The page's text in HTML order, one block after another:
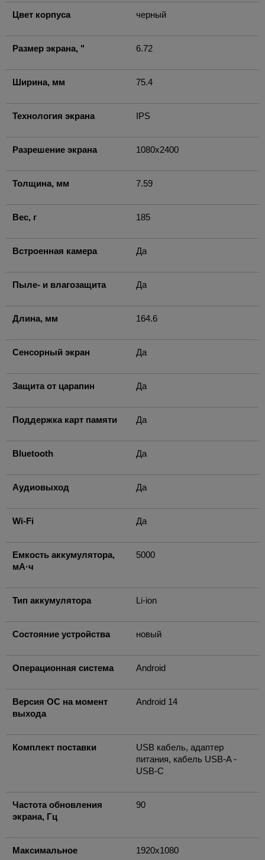
Цвет корпуса черный
Размер экрана, " 6.72
Ширина, мм 75.4
Технология экрана IPS
Разрешение экрана 1080x2400
Толщина, мм 7.59
Вес, г 185
Встроенная камера Да
Пыле- и влагозащита Да
Длина, мм 164.6
Сенсорный экран Да
Защита от царапин Да
Поддержка карт памяти Да
Bluetooth Да
Аудиовыход Да
Wi-Fi Да
Емкость аккумулятора,
мА·ч
5000
Тип аккумулятора Li-ion
Состояние устройства новый
Операционная система Android
Версия ОС на момент
выхода
Android 14
Комплект поставки
USB кабель, адаптер
питания, кабель USB-A -
USB-C
Частота обновления
экрана, Гц
90
Максимальное
1920x1080